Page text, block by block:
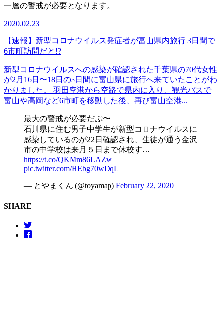
一層の警戒が必要となります。
2020.02.23
【速報】新型コロナウイルス発症者が富山県内旅行 3日間で
6市町訪問だと!?
新型コロナウイルスへの感染が確認された千葉県の70代女性
が2月16日〜18日の3日間に富山県に旅行へ来ていたことがわ
かりました。 羽田空港から空路で県内に入り、観光バスで
富山や高岡など6市町を移動した後、再び富山空港...
最大の警戒が必要だぷ〜
石川県に住む男子中学生が新型コロナウイルスに
感染しているのが22日確認され、生徒が通う金沢
市の中学校は来月５日まで休校す…
https://t.co/QKMm86LAZw
pic.twitter.com/HEbg70wDqL
— とやまくん (@toyamap) February 22, 2020
SHARE